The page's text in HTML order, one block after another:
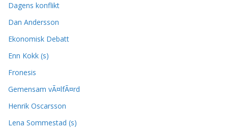
Dagens konflikt
Dan Andersson
Ekonomisk Debatt
Enn Kokk (s)
Fronesis
Gemensam vÃ¤lfÃ¤rd
Henrik Oscarsson
Lena Sommestad (s)